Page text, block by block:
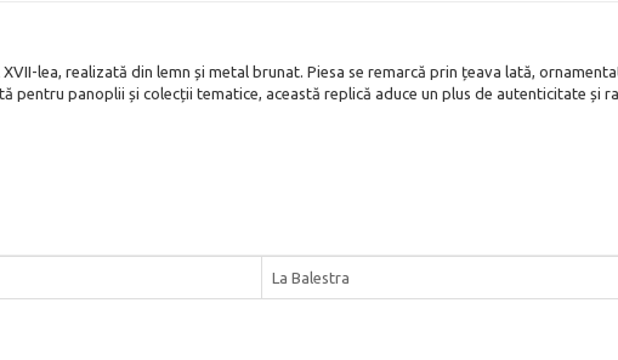
lea, realizată din lemn și metal brunat. Piesa se remarcă prin țeava lată,
pentru panoplii și colecții tematice, această replică aduce un plus de autenticitate și
La Balestra